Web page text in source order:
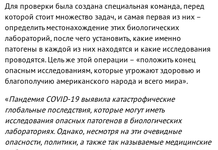
Для проверки была создана специальная команда, перед
которой стоит множество задач, и самая первая из них –
определить местонахождение этих биологических
лабораторий, после чего установить, какие именно
патогены в каждой из них находятся и какие исследования
проводятся. Цель же этой операции – «положить конец
опасным исследованиям, которые угрожают здоровью и
благополучию американского народа и всего мира».
«Пандемия COVID-19 выявила катастрофические
глобальные последствия, которые могут иметь
исследования опасных патогенов в биологических
лабораториях. Однако, несмотря на эти очевидные
опасности, политики, а также так называемые медицинские